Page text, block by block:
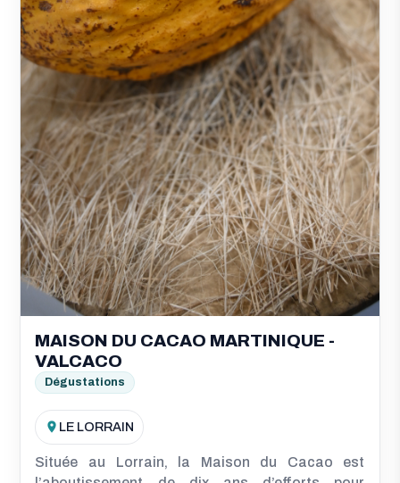
MAISON DU CACAO MARTINIQUE -
VALCACO
Dégustations
LE LORRAIN
Située au Lorrain, la Maison du Cacao est